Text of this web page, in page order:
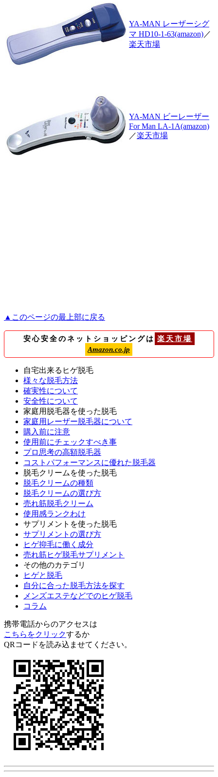
YA-MAN レーザーシグ
マ HD10-1-63(amazon)／
楽天市場
YA-MAN ビーレーザー
For Man LA-1A(amazon)
／楽天市場
▲このページの最上部に戻る
安心安全のネットショッピングは 楽天市場
Amazon.co.jp
自宅出来るヒゲ脱毛
様々な脱毛方法
確実性について
安全性について
家庭用脱毛器を使った脱毛
家庭用レーザー脱毛器について
購入前に注意
使用前にチェックすべき事
プロ思考の高額脱毛器
コストパフォーマンスに優れた脱毛器
脱毛クリームを使った脱毛
脱毛クリームの種類
脱毛クリームの選び方
売れ筋脱毛クリーム
使用感ランクわけ
サプリメントを使った脱毛
サプリメントの選び方
ヒゲ抑毛に働く成分
売れ筋ヒゲ脱毛サプリメント
その他のカテゴリ
ヒゲと脱毛
自分に合った脱毛方法を探す
メンズエステなどでのヒゲ脱毛
コラム
携帯電話からのアクセスは
こちらをクリックするか
QRコードを読み込ませてください。